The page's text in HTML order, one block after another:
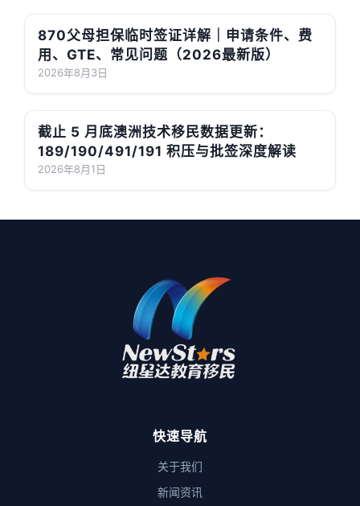
870父母担保临时签证详解｜申请条件、费
用、GTE、常见问题（2026最新版）
2026年8月3日
截止 5 月底澳洲技术移民数据更新：
189/190/491/191 积压与批签深度解读
2026年8月1日
快速导航
关于我们
新闻资讯